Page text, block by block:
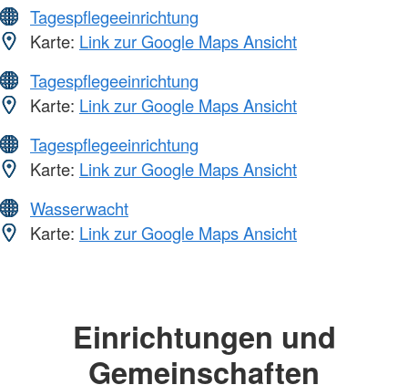
Tagespflegeeinrichtung
Karte: Link zur Google Maps Ansicht
Tagespflegeeinrichtung
Karte: Link zur Google Maps Ansicht
Tagespflegeeinrichtung
Karte: Link zur Google Maps Ansicht
Wasserwacht
Karte: Link zur Google Maps Ansicht
Einrichtungen und
Gemeinschaften